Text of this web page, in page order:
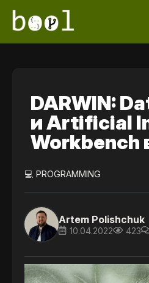
DARWIN:
и Artificial
Workbench
💻 PROGRAMMING
Artem Polishchuk
10.04.2022 423